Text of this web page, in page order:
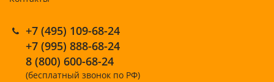
+7 (495) 109-68-24
+7 (995) 888-68-24
8 (800) 600-68-24
(бесплатный звонок по РФ)